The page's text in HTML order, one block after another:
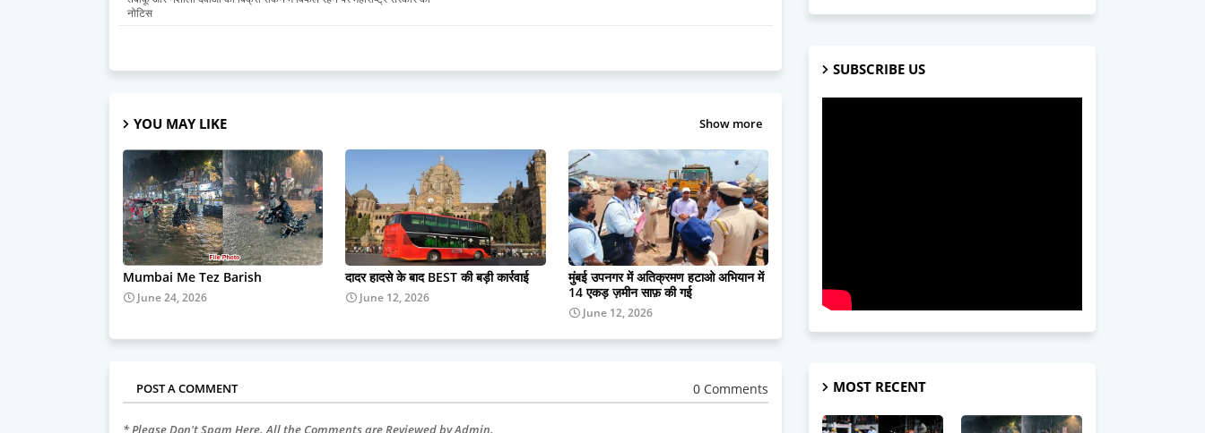
नोटिस
YOU MAY LIKE Show more
Mumbai Me Tez Barish
June 24, 2026
दादर हादसे के बाद BEST की बड़ी कार्रवाई
June 12, 2026
मुंबई उपनगर में अतिक्रमण हटाओ अभियान में
14 एकड़ ज़मीन साफ़ की गई
June 12, 2026
POST A COMMENT 0 Comments
* Please Don't Spam Here. All the Comments are Reviewed by Admin.
SUBSCRIBE US
MOST RECENT